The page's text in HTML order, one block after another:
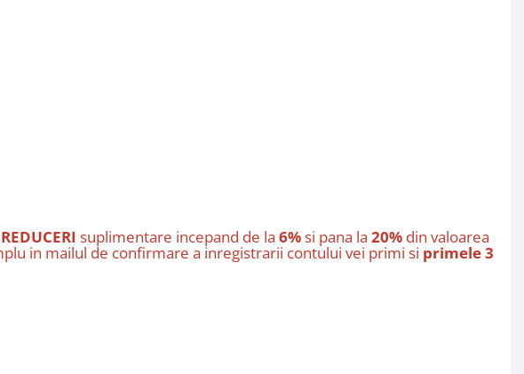
REDUCERI suplimentare incepand de la 6%si pana la 20% din valoarea
in mailul de confirmare a inregistrarii contului vei primi si primele 3